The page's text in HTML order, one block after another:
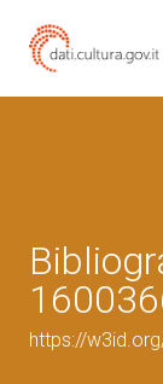
https://